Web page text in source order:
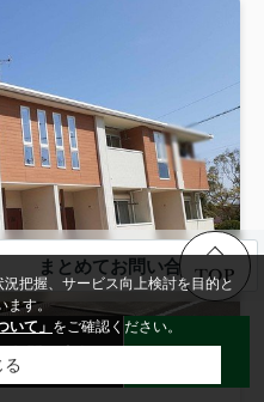
まとめてお問い合わせ
お問い合わせ LINE
TOP
把握、サービス向上検討を目的と
ます。
いて」 をご確認ください。
る